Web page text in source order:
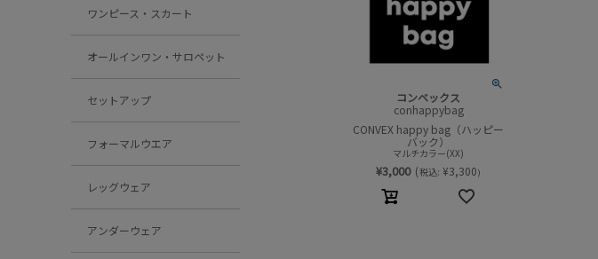
ワンピース・スカート
オールインワン・サロペット
セットアップ
フォーマルウエア
レッグウェア
アンダーウェア
コンベックス
conhappybag
CONVEX happy bag（ハッピー
バック）
マルチカラー(XX)
¥3,000 (税込: ¥3,300)